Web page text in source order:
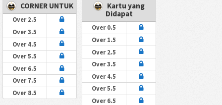
CORNER UNTUK
Over 2.5
Over 3.5
Over 4.5
Over 5.5
Over 6.5
Over 7.5
Over 8.5
Kartu yang
Didapat
Over 0.5
Over 1.5
Over 2.5
Over 3.5
Over 4.5
Over 5.5
Over 6.5